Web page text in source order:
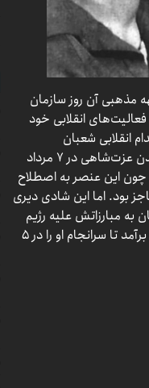
آورد و در سال۱۳۵۰ با توجه به وجهه مذهبی آن روز سازمان
انقلابی خود
انقلابی شعبان
جعفری(شعبان بی‌مخ) در میدان حسن‌آباد تهران از جمله آنهاست. خبر کشته شدن عزت‌شاهی در ۷ مرداد
چون این عنصر به اصطلاح
بود. اما این شادی دیری
مبارزاتش علیه رژیم
ادامه می دهد. برای همین، با قدرت و قوای بیشتری در پی دستگیری عزت‌شاهی برآمد تا سرانجام او را در ۵